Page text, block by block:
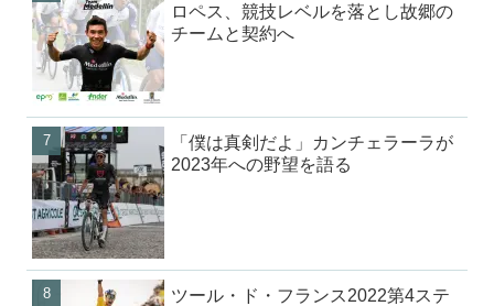
ロペス、競技レベルを落とし故郷の
チームと契約へ
「僕は真剣だよ」カンチェラーラが
2023年への野望を語る
ツール・ド・フランス2022第4ステ